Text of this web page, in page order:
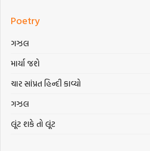
Poetry
ગઝલ
માર્યા જશે
ચાર સાંપ્રત હિન્દી કાવ્યો
ગઝલ
લૂંટ શકે તો લૂંટ